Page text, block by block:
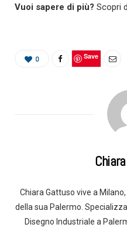
Vuoi sapere di più? Scopri
0 Save
Chiara Gattuso vive a
della sua Palermo.
Disegno Industriale a